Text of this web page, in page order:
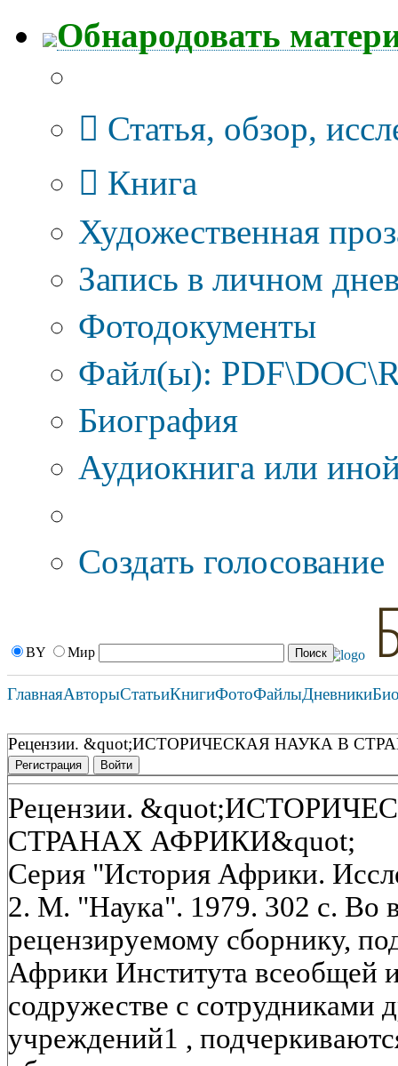
Обнародовать
Статья, обзор,
Книга
Художественная
Запись в личном
Фотодокументы
Файл(ы):
Биография
Аудиокнига или
Создать голосование
BY Мир
ГлавнаяАвторыСтатьиКнигиФотоФайлыДневники
Рецензии. &quot;ИСТОРИЧЕСКАЯ НАУКА В
Регистрация Войти
Рецензии.
СТРАНАХ АФРИКИ&quot;
Серия "История Африки.
2. М. "Наука". 1979. 302 с. Во
рецензируемому сборнику,
Африки Института
содружестве с сотрудниками
учреждений1 ,